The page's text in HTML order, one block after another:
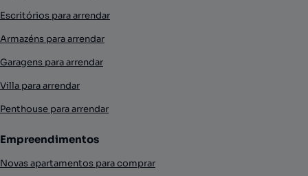
Escritórios para arrendar
Armazéns para arrendar
Garagens para arrendar
Villa para arrendar
Penthouse para arrendar
Empreendimentos
Novas apartamentos para comprar